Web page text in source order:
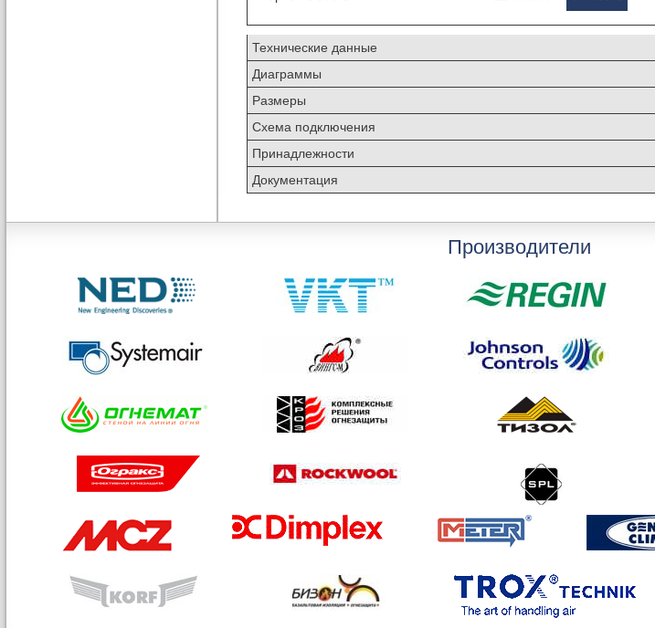
Технические данные
Диаграммы
Размеры
Схема подключения
Принадлежности
Документация
Производители